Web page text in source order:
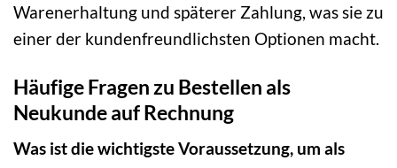
Warenerhaltung und späterer Zahlung, was sie zu
einer der kundenfreundlichsten Optionen macht.
Häufige Fragen zu Bestellen als
Neukunde auf Rechnung
Was ist die wichtigste Voraussetzung, um als